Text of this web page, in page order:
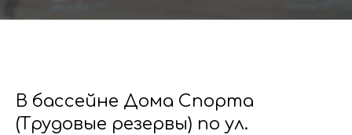
В бассейне Дома Спорта
(Трудовые резервы) по ул.